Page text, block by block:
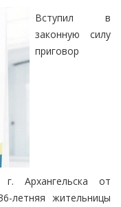
Вступил в
законную силу
приговор
г. Архангельска от
летняя жительницы